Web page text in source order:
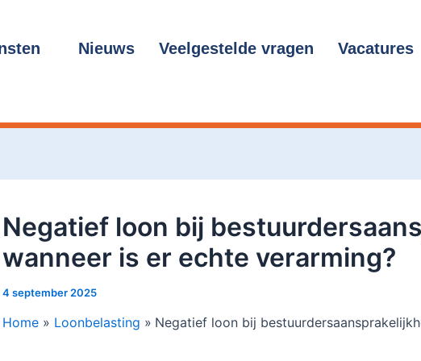
Nieuws Veelgestelde vragen Vacatures
Negatief loon bij
wanneer is er echte verarming?
4 september 2025
Home Loonbelasting Negatief loon bij